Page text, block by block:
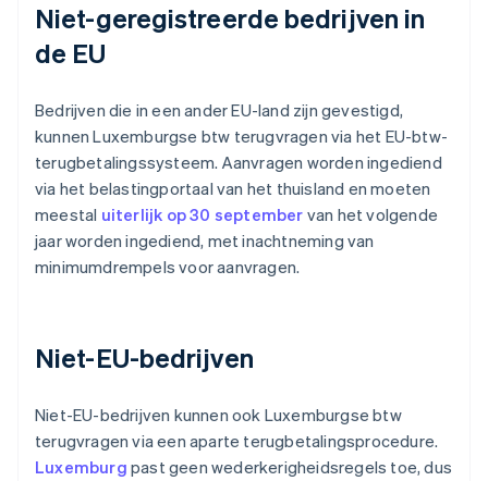
Niet-geregistreerde bedrijven in
de EU
Bedrijven die in een ander EU-land zijn gevestigd,
kunnen Luxemburgse btw terugvragen via het EU-btw-
terugbetalingssysteem. Aanvragen worden ingediend
via het belastingportaal van het thuisland en moeten
meestal uiterlijk op 30 september van het volgende
jaar worden ingediend, met inachtneming van
minimumdrempels voor aanvragen.
Niet-EU-bedrijven
Niet-EU-bedrijven kunnen ook Luxemburgse btw
terugvragen via een aparte terugbetalingsprocedure.
Luxemburg past geen wederkerigheidsregels toe, dus